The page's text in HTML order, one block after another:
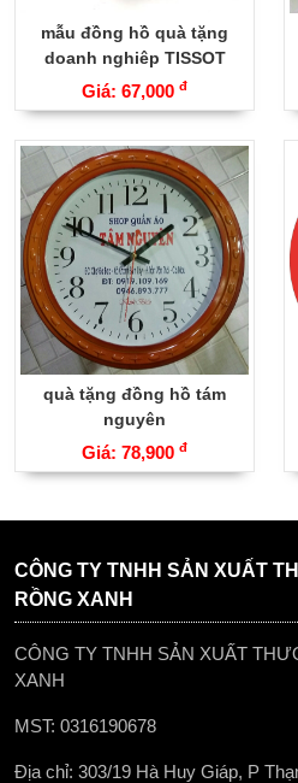
mẫu đồng hồ quà tặng
doanh nghiêp TISSOT
Giá: 67,000 đ
quà tặng đồng hồ tám
nguyên
Giá: 78,900 đ
CÔNG TY TNHH SẢN XUẤT
RỒNG XANH
CÔNG TY TNHH SẢN XUẤT
XANH
MST: 0316190678
Địa chỉ: 303/19 Hà Huy Giáp, P